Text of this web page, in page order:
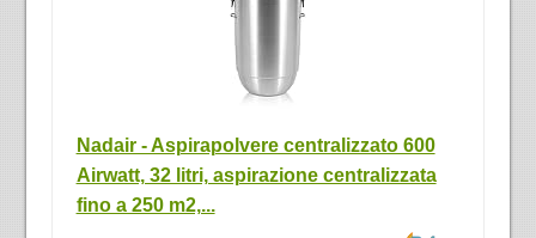
Nadair - Aspirapolvere centralizzato 600
Airwatt, 32 litri, aspirazione centralizzata
fino a 250 m2,...